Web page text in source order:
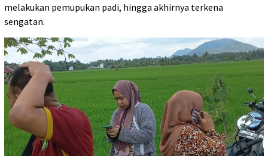
melakukan pemupukan padi, hingga akhirnya terkena
sengatan.